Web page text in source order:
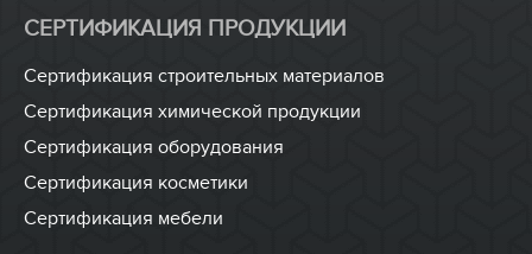
СЕРТИФИКАЦИЯ ПРОДУКЦИИ
Сертификация строительных материалов
Сертификация химической продукции
Сертификация оборудования
Сертификация косметики
Сертификация мебели